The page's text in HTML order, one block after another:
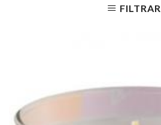
FILTRAR